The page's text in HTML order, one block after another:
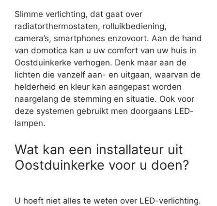
Slimme verlichting, dat gaat over
radiatorthermostaten, rolluikbediening,
camera’s, smartphones enzovoort. Aan de hand
van domotica kan u uw comfort van uw huis in
Oostduinkerke verhogen. Denk maar aan de
lichten die vanzelf aan- en uitgaan, waarvan de
helderheid en kleur kan aangepast worden
naargelang de stemming en situatie. Ook voor
deze systemen gebruikt men doorgaans LED-
lampen.
Wat kan een installateur uit
Oostduinkerke voor u doen?
U hoeft niet alles te weten over LED-verlichting.